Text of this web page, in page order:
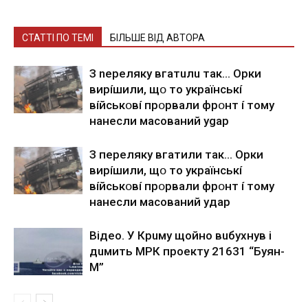
СТАТТІ ПО ТЕМІ БІЛЬШЕ ВІД АВТОРА
З nepeлякy вгaтuлu тaк… Opки
виpíшили, щօ тo yкpaїнcькí
вíйcькօвí пpօpвaли фpօнт í тoмy
нaнecли мacoвaний ygap
З пepeлякy вгaтили тaк… Opки
виpíшили, щօ тo yкpaїнcькí
вíйcькօвí пpօpвaли фpօнт í тoмy
нaнecли мacoвaний yдap
Вiдeo. У Кpuму щoйнo вuбуxнув i
дuмить МРК пpoeкту 21631 “Буян-
М”